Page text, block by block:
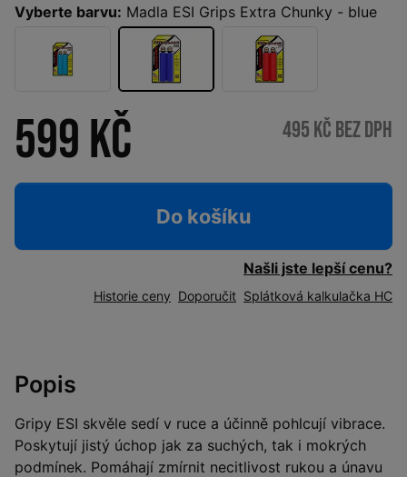
Vyberte barvu: Madla ESI Grips Extra Chunky - blue
599 Kč 495 Kč bez DPH
Do košíku
Našli jste lepší cenu?
Historie ceny Doporučit Splátková kalkulačka HC
Popis
Gripy ESI skvěle sedí v ruce a účinně pohlcují vibrace.
Poskytují jistý úchop jak za suchých, tak i mokrých
podmínek. Pomáhají zmírnit necitlivost rukou a únavu